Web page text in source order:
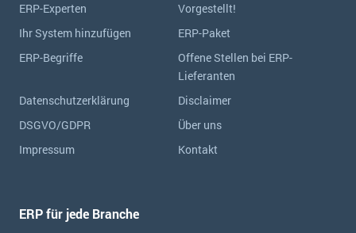
ERP-Experten
Vorgestellt!
Ihr System hinzufügen
ERP-Paket
ERP-Begriffe
Offene Stellen bei ERP-
Lieferanten
Datenschutzerklärung
Disclaimer
DSGVO/GDPR
Über uns
Impressum
Kontakt
ERP für jede Branche